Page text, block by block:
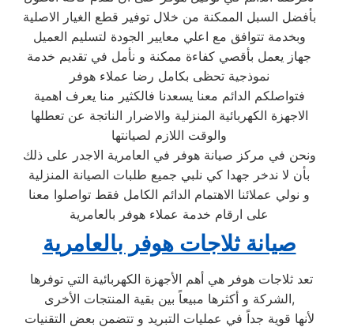
بأفضل السبل الممكنة من خلال توفير قطع الغيار الاصلية
وبخدمة تتوافق مع اعلي معايير الجودة لتسليم العميل
جهاز يعمل بأقصي كفاءة ممكنة و نأمل في تقديم خدمة
نموذجية تحظى بكامل رضا عملاء هوفر
فتواصلكم الدائم معنا يسعدنا فالكثير منا يعرف اهمية
الاجهزة الكهربائية المنزلية والاضرار الناتجة عن تعطلها
والوقت اللازم لصيانتها
ونحن في مركز صيانة هوفر في العامرية الاجدر على ذلك
بأن لا ندخر جهدا كي نلبي جميع طلبات الصيانة المنزلية
و نولي عملائنا الاهتمام الدائم الكامل فقط تواصلوا معنا
على ارقام خدمة عملاء هوفر بالعامرية
صيانة ثلاجات هوفر بالعامرية
الشركة و أكثرها مبيعاً بين بقية المنتجات الأخرى,
لأنها قوية جداً في عمليات التبريد و تتضمن بعض التقنيات